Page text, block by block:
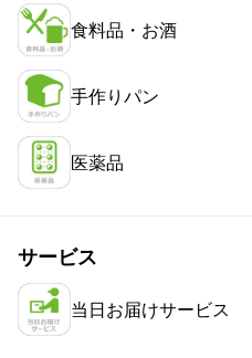
食料品・お酒
手作りパン
医薬品
サービス
当日お届けサービス